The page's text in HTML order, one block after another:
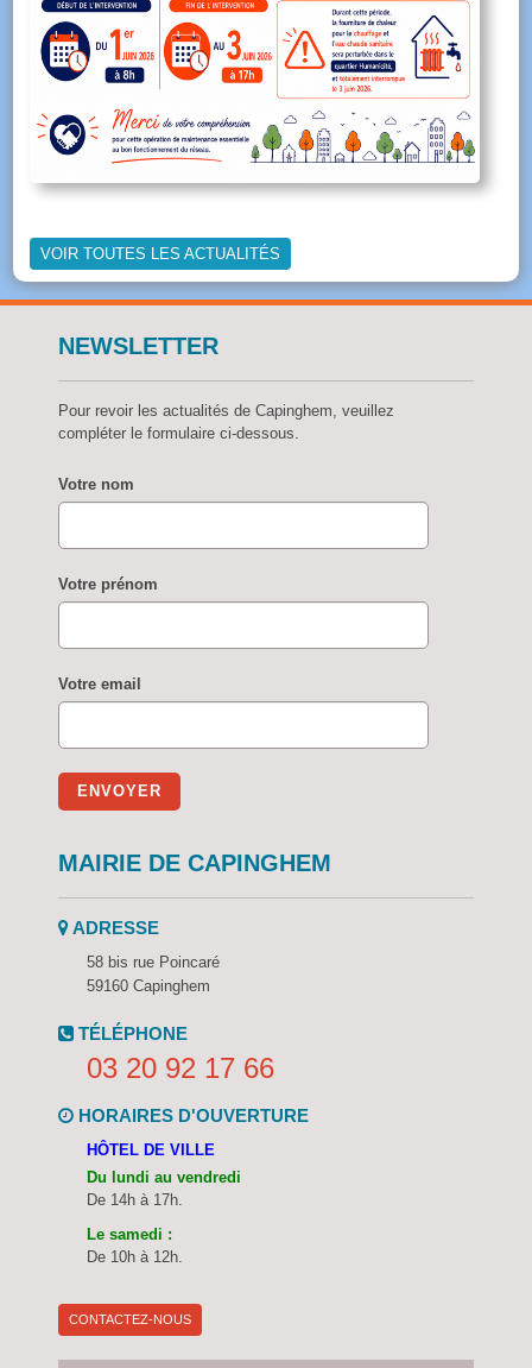
VOIR TOUTES LES ACTUALITÉS
NEWSLETTER
Pour revoir les actualités de Capinghem, veuillez
compléter le formulaire ci-dessous.
Votre nom
Votre prénom
Votre email
ENVOYER
MAIRIE DE CAPINGHEM
ADRESSE
58 bis rue Poincaré
59160 Capinghem
TÉLÉPHONE
03 20 92 17 66
HORAIRES D'OUVERTURE
HÔTEL DE VILLE
Du lundi au vendredi
De 14h à 17h.
Le samedi :
De 10h à 12h.
CONTACTEZ-NOUS